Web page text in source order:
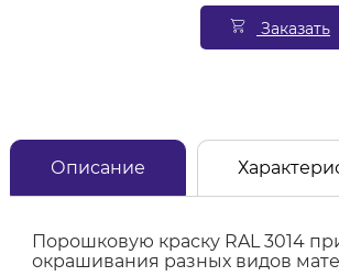
Заказать
Описание
Порошковую краску RAL 3014
окрашивания разных видов